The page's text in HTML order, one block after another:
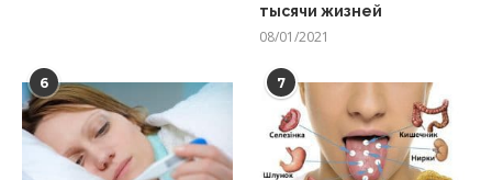
тысячи жизней
08/01/2021
6 7